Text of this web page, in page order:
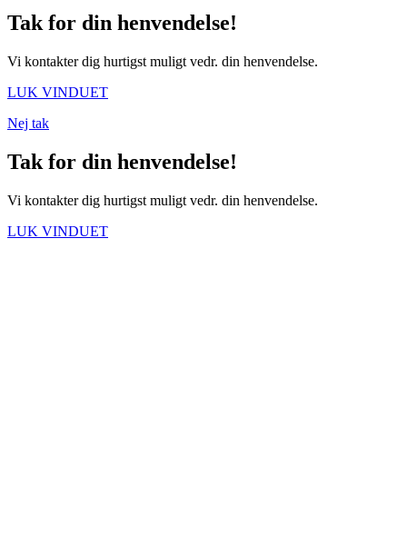
Tak for din henvendelse!
Vi kontakter dig hurtigst muligt vedr. din henvendelse.
LUK VINDUET
Nej tak
Tak for din henvendelse!
Vi kontakter dig hurtigst muligt vedr. din henvendelse.
LUK VINDUET